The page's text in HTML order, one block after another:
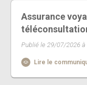
Assurance
Publié le 29/07/2026 à
Lire le